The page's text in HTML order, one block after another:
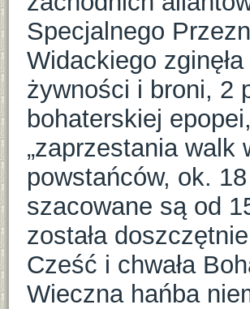
Specjalnego
Widackiego
żywności i broni, 2
bohaterskiej
„zaprzestania walk
powstańców, ok.
szacowane są od
została
Cześć i chwała
Wieczna hańba